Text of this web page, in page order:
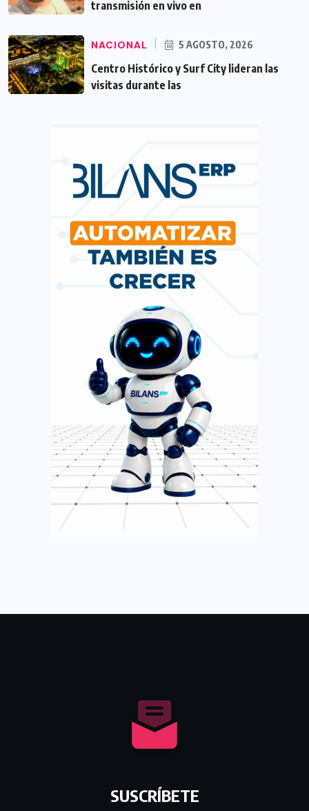
transmisión en vivo en
NACIONAL 5 AGOSTO, 2026
Centro Histórico y Surf City lideran las
visitas durante las
SUSCRÍBETE